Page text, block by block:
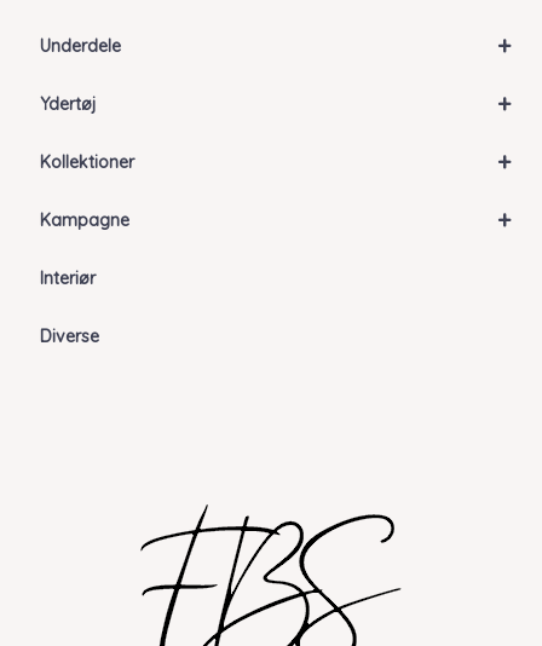
+
Underdele
+
Ydertøj
+
Kollektioner
+
Kampagne
Interiør
Diverse